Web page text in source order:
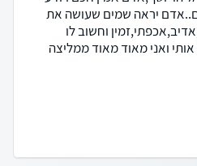
יראה שמים שעושה את
וחשוב לו
ואני מאוד מאוד ממליצה